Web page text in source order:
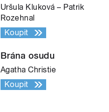
Uršula Kluková – Patrik
Rozehnal
Koupit
Brána osudu
Agatha Christie
Koupit